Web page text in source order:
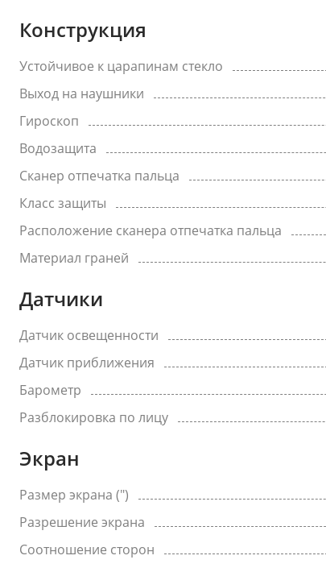
Конструкция
Устойчивое к царапинам стекло
Выход на наушники
Гироскоп
Водозащита
Сканер отпечатка пальца
Класс защиты
Расположение сканера отпечатка пальца
Материал граней
Датчики
Датчик освещенности
Датчик приближения
Барометр
Разблокировка по лицу
Экран
Размер экрана (")
Разрешение экрана
Соотношение сторон